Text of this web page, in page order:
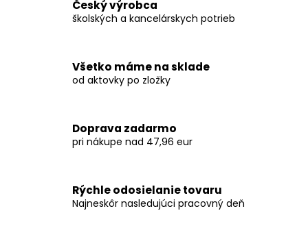
a
p
r
y
v
i
s
a
n
Český výrobca
školských a kancelárskych potrieb
Všetko máme na sklade
od aktovky po zložky
Doprava zadarmo
pri nákupe nad 47,96 eur
Rýchle odosielanie tovaru
Najneskôr nasledujúci pracovný deň